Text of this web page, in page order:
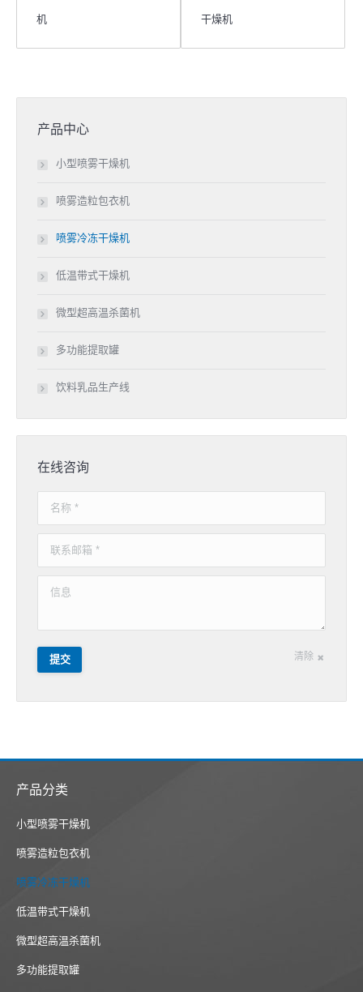
机 干燥机
产品中心
小型喷雾干燥机
喷雾造粒包衣机
喷雾冷冻干燥机
低温带式干燥机
微型超高温杀菌机
多功能提取罐
饮料乳品生产线
在线咨询
名称 *
联系邮箱 *
信息
提交 清除
产品分类
小型喷雾干燥机
喷雾造粒包衣机
喷雾冷冻干燥机
低温带式干燥机
微型超高温杀菌机
多功能提取罐